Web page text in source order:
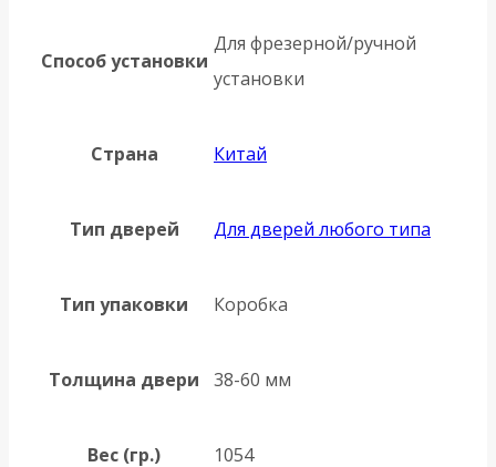
Способ установки
Для фрезерной/ручной
установки
Страна Китай
Тип дверей Для дверей любого типа
Тип упаковки Коробка
Толщина двери 38-60 мм
Вес (гр.) 1054